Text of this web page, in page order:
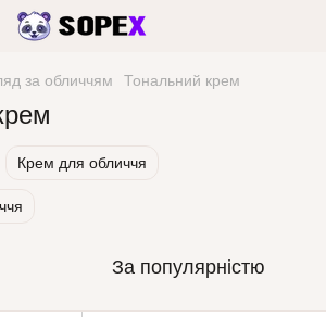
за обличчям Тональний крем
Крем для обличчя
За популярністю